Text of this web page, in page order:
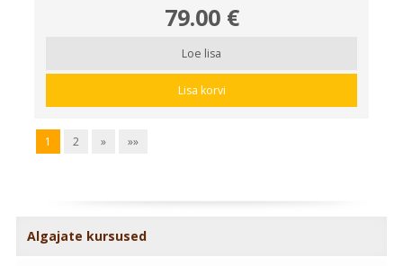
79.00 €
Loe lisa
Lisa korvi
1 2 » »»
Algajate kursused